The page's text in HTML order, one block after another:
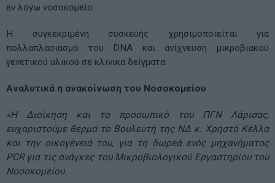
εν λόγω νοσοκομείο.
Η συγκεκριμένη συσκευής χρησιμοποιείται για
πολλαπλασιασμό του DNA και ανίχνευση μικροβιακού
γενετικού υλικού σε κλινικά δείγματα.
Αναλυτικά η ανακοίνωση του Νοσοκομείου
«Η Διοίκηση και το προσωπικό του ΠΓΝ Λάρισας,
ευχαριστούμε θερμά το Βουλευτή της ΝΔ κ. Χρηστό Κέλλα
και την οικογένειά του, για τη δωρεά ενός μηχανήματος
PCR για τις ανάγκες του Μικροβιολογικού Εργαστηρίου του
Νοσοκομείου.